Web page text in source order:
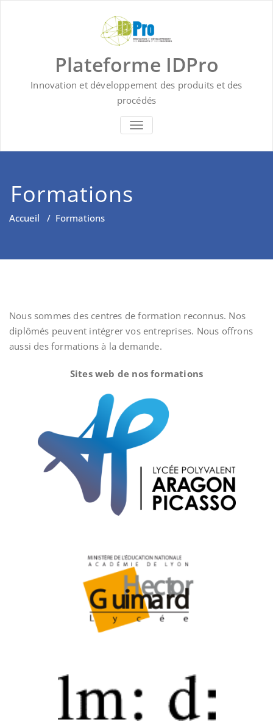
Plateforme IDPro
Innovation et développement des produits et des
procédés
BASCULER LA NAVIGATION
Formations
Accueil / Formations
Nous sommes des centres de formation reconnus. Nos
diplômés peuvent intégrer vos entreprises. Nous offrons
aussi des formations à la demande.
Sites web de nos formations